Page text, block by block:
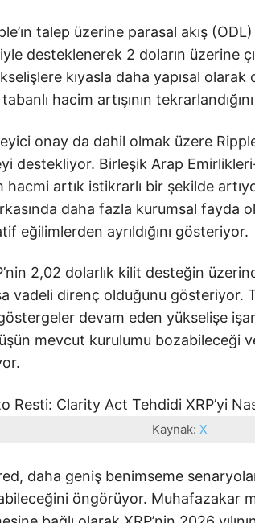
talep üzerine parasal akış
desteklenerek 2 doların üzerine
kıyasla daha yapısal
hacim artışının
onay da dahil olmak üzere
destekliyor. Birleşik Arap
artık istikrarlı bir şekilde
daha fazla kurumsal fayda
eğilimlerden ayrıldığını gösteriyor.
2,02 dolarlık kilit desteğin
vadeli direnç olduğunu
devam eden yükselişe
mevcut kurulumu bozabileceği
Kaynak: X
daha geniş benimseme
öngörüyor. Muhafazakar